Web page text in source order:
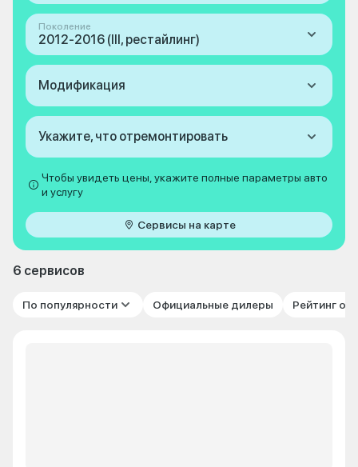
Поколение
2012-2016 (III, рестайлинг)
Модификация
Укажите, что отремонтировать
Чтобы увидеть цены, укажите полные параметры авто
и услугу
Сервисы на карте
6 сервисов
По популярности Официальные дилеры Рейтинг